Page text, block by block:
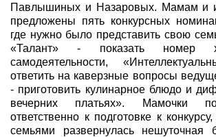
Павлышиных и Назаровых. Мамам и
предложены пять конкурсных
где нужно было представить свою
«Талант» - показать номер
самодеятельности,
ответить на каверзные вопросы
- приготовить кулинарное блюдо и
вечерних платьях». Мамочки
ответственно к подготовке к
семьями развернулась нешуточная